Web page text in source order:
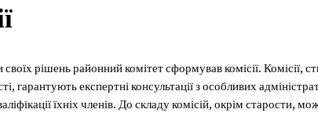
своїх рішень районний комітет сформував комісії. Комісії,
гарантують експертні консультації з особливих
їхніх членів. До складу комісій, окрім старости,